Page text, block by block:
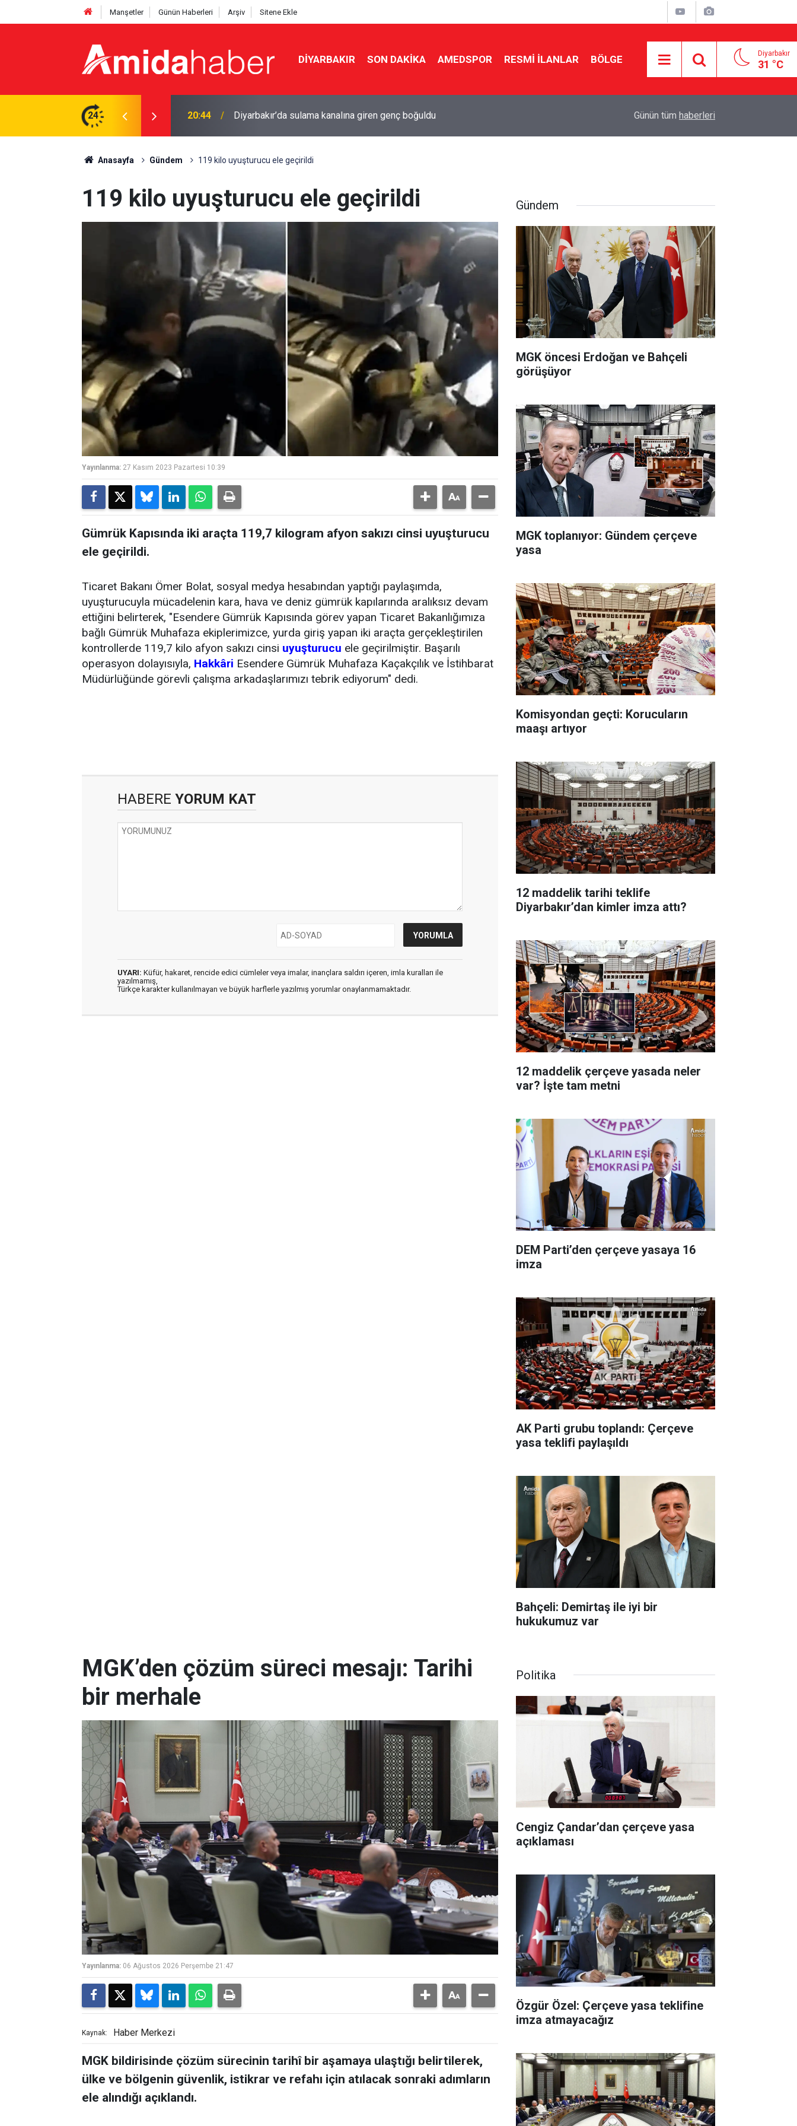
Manşetler Günün Haberleri Arşiv Sitene Ekle
DIYARBAKIR SON DAKIKA AMEDSPOR RESMI İLANLAR BÖLGE Diyarbakır
31 °C
24 20:15 Cengiz Çandar’dan çerçeve yasa açıklaması Özgür Özel: Çerçeve yasa teklifine imza
Günün tüm haberleri
Anasayfa Gündem 119 kilo uyuşturucu ele geçirildi
119 kilo uyuşturucu ele geçirildi
Yayınlanma: 27 Kasım 2023 Pazartesi 10:39
Gümrük Kapısında iki araçta 119,7 kilogram afyon sakızı cinsi uyuşturucu
ele geçirildi.
Ticaret Bakanı Ömer Bolat, sosyal medya hesabından yaptığı paylaşımda,
uyuşturucuyla mücadelenin kara, hava ve deniz gümrük kapılarında aralıksız devam
ettiğini belirterek, "Esendere Gümrük Kapısında görev yapan Ticaret Bakanlığımıza
bağlı Gümrük Muhafaza ekiplerimizce, yurda giriş yapan iki araçta gerçekleştirilen
kontrollerde 119,7 kilo afyon sakızı cinsi uyuşturucu ele geçirilmiştir. Başarılı
operasyon dolayısıyla, Hakkâri Esendere Gümrük Muhafaza Kaçakçılık ve İstihbarat
Müdürlüğünde görevli çalışma arkadaşlarımızı tebrik ediyorum" dedi.
HABERE YORUM KAT
UYARI: Küfür, hakaret, rencide edici cümleler veya imalar, inançlara saldırı içeren, imla kuralları ile
yazılmamış,
Türkçe karakter kullanılmayan ve büyük harflerle yazılmış yorumlar onaylanmamaktadır.
Gündem
MGK öncesi Erdoğan ve Bahçeli
görüşüyor
MGK toplanıyor: Gündem çerçeve
yasa
Komisyondan geçti: Korucuların
maaşı artıyor
12 maddelik tarihi teklife
Diyarbakır’dan kimler imza attı?
12 maddelik çerçeve yasada neler
var? İşte tam metni
DEM Parti’den çerçeve yasaya 16
imza
AK Parti grubu toplandı: Çerçeve
yasa teklifi paylaşıldı
Bahçeli: Demirtaş ile iyi bir
hukukumuz var
MGK’den çözüm süreci mesajı: Tarihi
bir merhale
Yayınlanma: 06 Ağustos 2026 Perşembe 21:47
Kaynak: Haber Merkezi
MGK bildirisinde çözüm sürecinin tarihî bir aşamaya ulaştığı belirtilerek,
ülke ve bölgenin güvenlik, istikrar ve refahı için atılacak sonraki adımların
ele alındığı açıklandı.
Politika
Cengiz Çandar’dan çerçeve yasa
açıklaması
Özgür Özel: Çerçeve yasa teklifine
imza atmayacağız